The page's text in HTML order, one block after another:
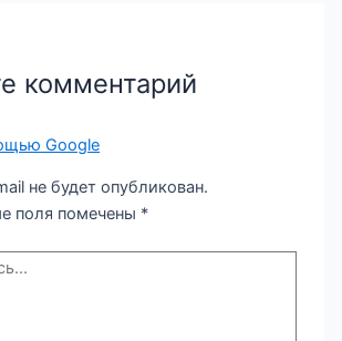
комментарий
Google
не будет опубликован.
поля помечены *